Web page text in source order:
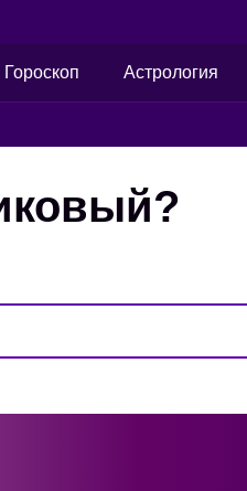
Гороскоп Астрология